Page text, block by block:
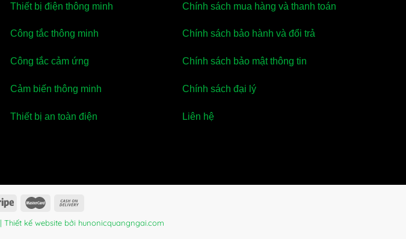
Thiết bị điện thông minh
Công tắc thông minh
Công tắc cảm ứng
Cảm biến thông minh
Thiết bị an toàn điện
Chính sách mua hàng và thanh toán
Chính sách bảo hành và đổi trả
Chính sách bảo mật thông tin
Chính sách đại lý
Liên hệ
| Thiết kế website bởi hunonicquangngai.com